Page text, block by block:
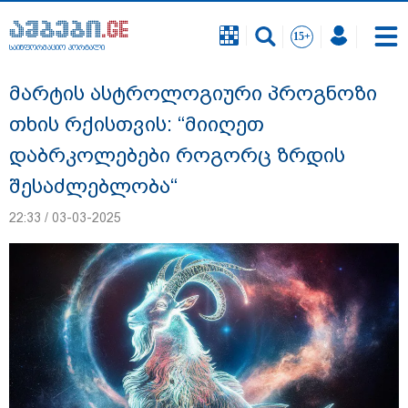
საინფორმაციო პორტალი
"სანაპირო რაიონებში მოსალოდნელია
წვიმა" - გარემოს ეროვნული სააგენტოს
გაფრთხილება: რომელ რეგიონებში უნდა
ველოდოთ ელჭექს, სეტყვასა და ქარის
საინფორმაციო პორტალი
მარტის ასტროლოგიური პროგნოზი
თხის რქისთვის: “მიიღეთ
დაბრკოლებები როგორც ზრდის
შესაძლებლობა“
22:33 / 03-03-2025